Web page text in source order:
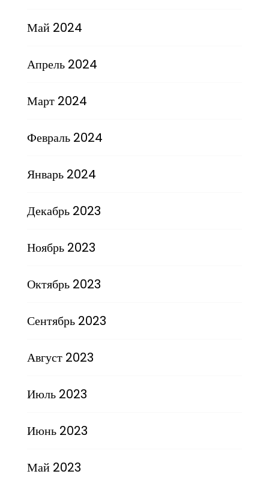
Май 2024
Апрель 2024
Март 2024
Февраль 2024
Январь 2024
Декабрь 2023
Ноябрь 2023
Октябрь 2023
Сентябрь 2023
Август 2023
Июль 2023
Июнь 2023
Май 2023